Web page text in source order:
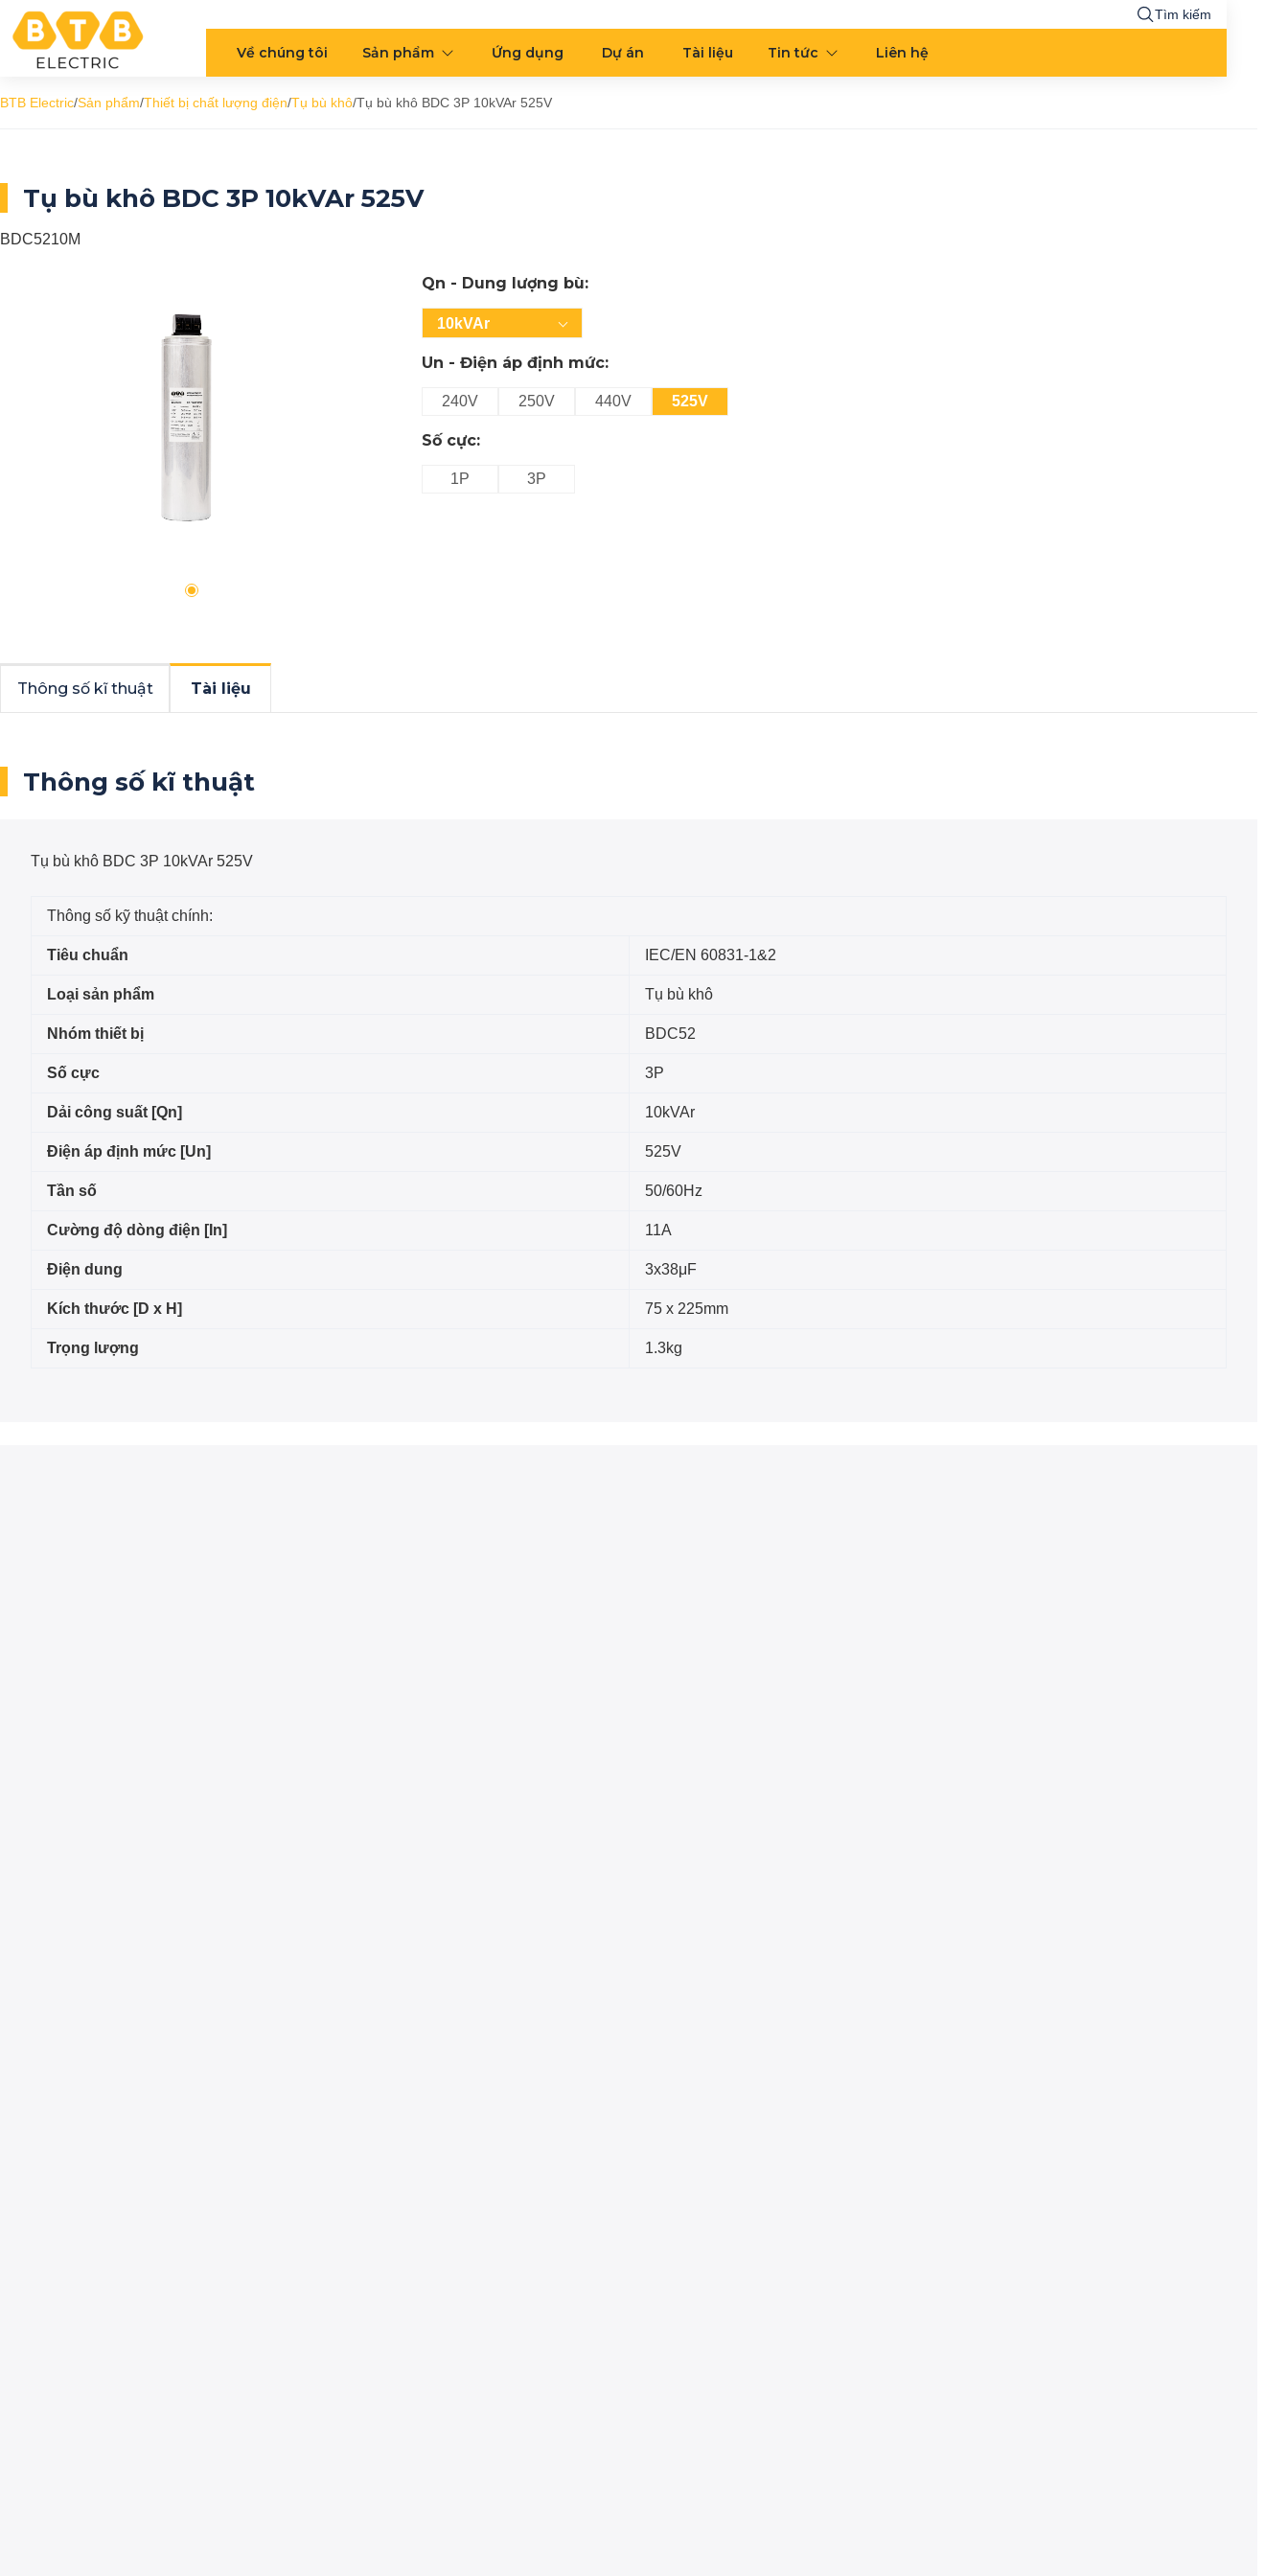
Tìm kiếm
Về chúng tôi Sản phẩm Ứng dụng Dự án Tài liệu Tin tức Liên hệ
BTB Electric/Sản phẩm/Thiết bị chất lượng điện/Tụ bù khô/Tụ bù khô BDC 3P 10kVAr 525V
Tụ bù khô BDC 3P 10kVAr 525V
BDC5210M
Qn - Dung lượng bù:
10kVAr
Un - Điện áp định mức:
240V 250V 440V 525V
Số cực:
1P 3P
Thông số kĩ thuật Tài liệu
Thông số kĩ thuật
Tụ bù khô BDC 3P 10kVAr 525V
Thông số kỹ thuật chính:
Tiêu chuẩn IEC/EN 60831-1&2
Loại sản phẩm Tụ bù khô
Nhóm thiết bị BDC52
Số cực 3P
Dải công suất [Qn] 10kVAr
Điện áp định mức [Un] 525V
Tần số 50/60Hz
Cường độ dòng điện [In] 11A
Điện dung 3x38μF
Kích thước [D x H] 75 x 225mm
Trọng lượng 1.3kg